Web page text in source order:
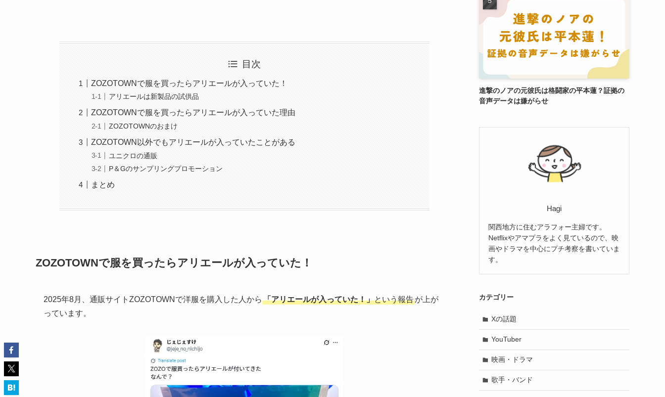
目次
ZOZOTOWNで服を買ったらアリエールが入っていた！
アリエールは新製品の試供品
ZOZOTOWNで服を買ったらアリエールが入っていた理由
ZOZOTOWNのおまけ
ZOZOTOWN以外でもアリエールが入っていたことがある
ユニクロの通販
P＆Gのサンプリングプロモーション
まとめ
ZOZOTOWNで服を買ったらアリエールが入っていた！
2025年8月、通販サイトZOZOTOWNで洋服を購入した人から 「アリエールが入っていた！」という報告が上が
っています。
進撃のノアの元彼氏は格闘家の平本蓮？証拠の
音声データは嫌がらせ
Hagi
関西地方に住むアラフォー主婦です。
Netflixやアマプラをよく見ているので、映
画やドラマを中心にプチ考察を書いていま
す。
カテゴリー
Xの話題
YouTuber
映画・ドラマ
歌手・バンド